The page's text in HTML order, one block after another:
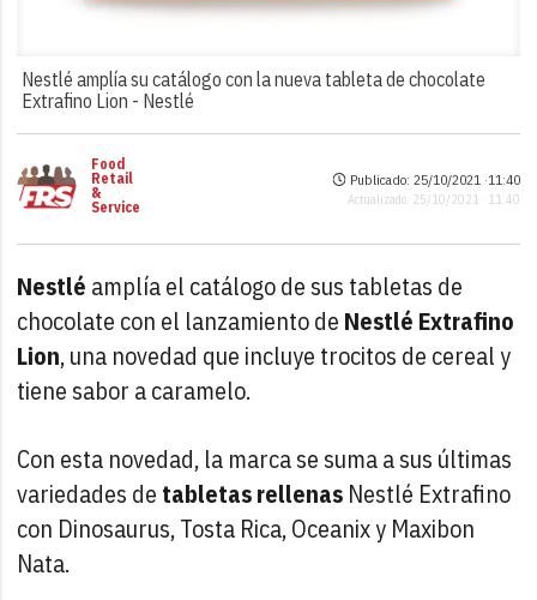
Nestlé amplía su catálogo con la nueva tableta de chocolate
Extrafino Lion - Nestlé
Food
Retail
&
Service
Publicado: 25/10/2021 ·11:40
Actualizado: 25/10/2021 · 11:40
Nestlé amplía el catálogo de sus tabletas de
chocolate con el lanzamiento de Nestlé Extrafino
Lion, una novedad que incluye trocitos de cereal y
tiene sabor a caramelo.
Con esta novedad, la marca se suma a sus últimas
variedades de tabletas rellenas Nestlé Extrafino
con Dinosaurus, Tosta Rica, Oceanix y Maxibon
Nata.